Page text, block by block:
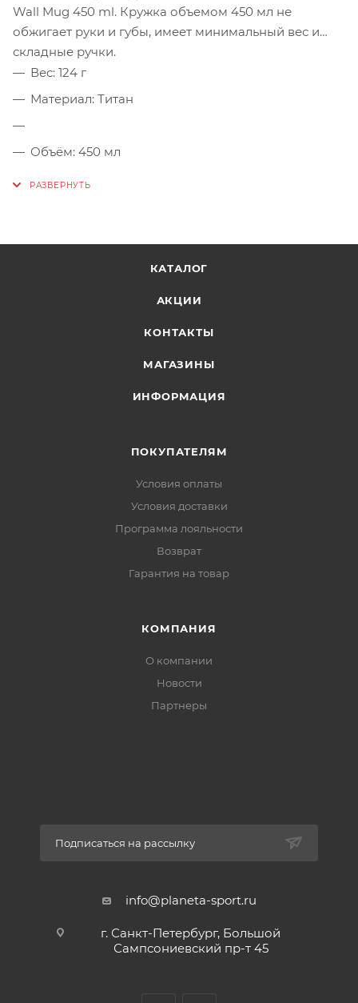
Wall Mug 450 ml. Кружка объемом 450 мл не
обжигает руки и губы, имеет минимальный вес и
складные ручки.
Вес: 124 г
Материал: Титан
Объём: 450 мл
КАТАЛОГ
АКЦИИ
КОНТАКТЫ
МАГАЗИНЫ
ИНФОРМАЦИЯ
ПОКУПАТЕЛЯМ
Условия оплаты
Условия доставки
Программа лояльности
Возврат
Гарантия на товар
КОМПАНИЯ
О компании
Новости
Партнеры
Подписаться на рассылку
info@planeta-sport.ru
г. Санкт-Петербург, Большой
Сампсониевский пр-т 45